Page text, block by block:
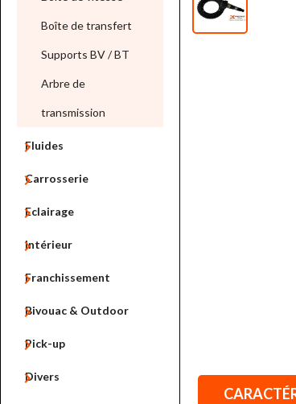
Boîte de transfert
Supports BV / BT
Arbre de
transmission
Fluides

Carrosserie

Eclairage

Intérieur

Franchissement

Bivouac & Outdoor

Pick-up

Divers
